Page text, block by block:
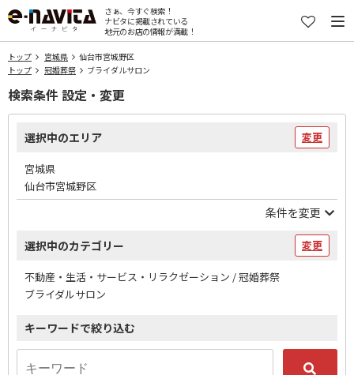
さぁ、今すぐ検索！
ナビタに掲載されている
地元のお店の情報が満載！
トップ 宮城県
仙台市宮城野区
トップ
冠婚葬祭 ブライダルサロン
検索条件 設定・変更
選択中のエリア 変更
宮城県
仙台市宮城野区
条件を変更
選択中のカテゴリー 変更
不動産・生活・サービス・リラクゼーション / 冠婚葬祭
ブライダルサロン
キーワードで絞り込む